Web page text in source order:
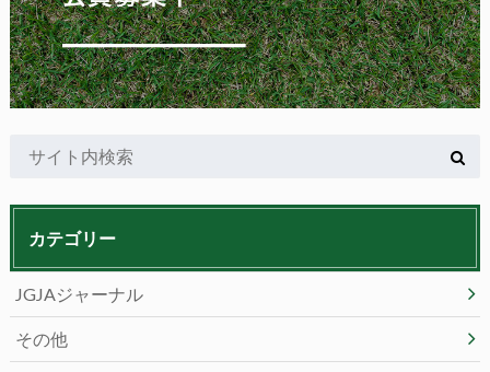
カテゴリー
JGJAジャーナル
その他